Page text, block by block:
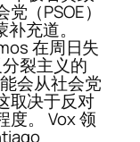
（PSOE）
充道。
在周日失
裂主义的
会从社会党
取决于反对
度。 Vox 领